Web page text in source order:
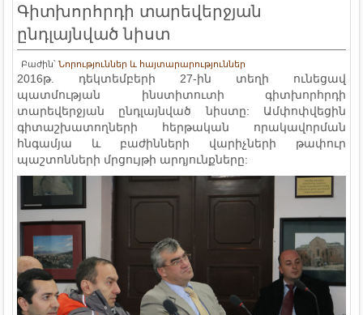
Գիտխորհրդի տարեվերջյան
ընդլայնված նիստ
Բաժին՝ Նորություններ և հայտարարություններ
2016թ. դեկտեմբերի 27-ին տեղի ունեցավ
պատմության ինստիտուտի գիտխորհրդի
տարեվերջյան ընդլայնված նիստը: Ամփոփվեցին
գիտաշխատողների հերթական որակավորման
հնգամյա և բաժինների վարիչների թափուր
պաշտոնների մրցույթի արդյունքները: